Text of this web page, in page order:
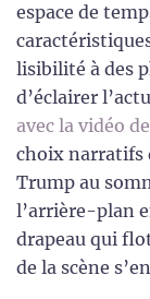
espace de
lisibilité à des
d’éclairer
avec la vidéo
choix narratifs
Trump au
l’arrière-plan
drapeau qui
de la scène